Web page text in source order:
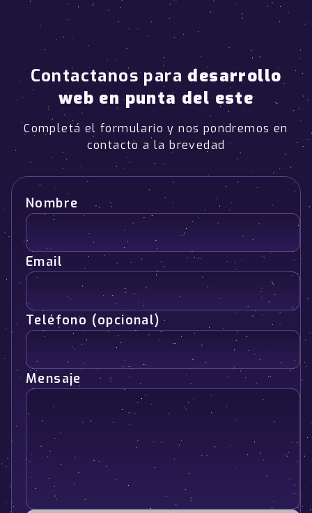
Contactanos paradesarrollo
web en punta del este
Completá el formulario y nos pondremos en
contacto a la brevedad
Nombre
Email
Teléfono (opcional)
Mensaje